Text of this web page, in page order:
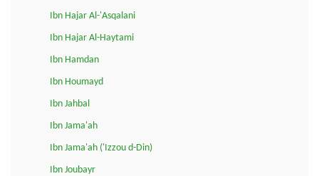
Ibn Hajar Al-'Asqalani
Ibn Hajar Al-Haytami
Ibn Hamdan
Ibn Houmayd
Ibn Jahbal
Ibn Jama'ah
Ibn Jama'ah ('Izzou d-Din)
Ibn Joubayr